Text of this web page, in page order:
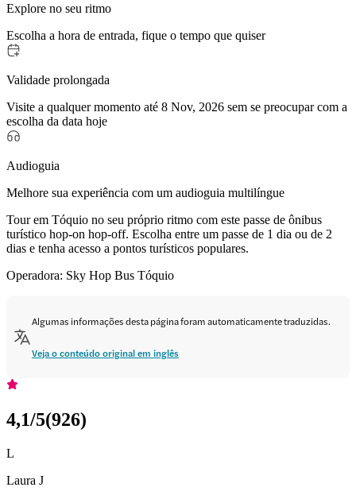
Explore no seu ritmo
Escolha a hora de entrada, fique o tempo que quiser
Validade prolongada
Visite a qualquer momento até 8 Nov, 2026 sem se preocupar com a
escolha da data hoje
Audioguia
Melhore sua experiência com um audioguia multilíngue
Tour em Tóquio no seu próprio ritmo com este passe de ônibus
turístico hop-on hop-off. Escolha entre um passe de 1 dia ou de 2
dias e tenha acesso a pontos turísticos populares.
Operadora: Sky Hop Bus Tóquio
Algumas informações desta página foram automaticamente traduzidas.
Veja o conteúdo original em inglês
4,1/5(926)
L
Laura J